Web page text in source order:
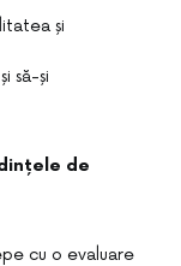
și
să-și
de
cu o evaluare